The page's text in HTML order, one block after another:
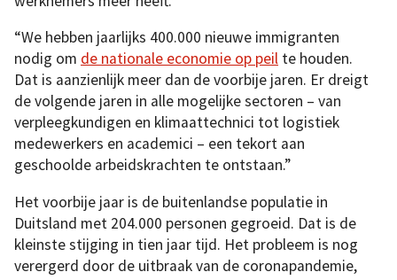
“We hebben jaarlijks 400.000 nieuwe immigranten
nodig om de nationale economie op peil te houden.
Dat is aanzienlijk meer dan de voorbije jaren. Er dreigt
de volgende jaren in alle mogelijke sectoren – van
verpleegkundigen en klimaattechnici tot logistiek
medewerkers en academici – een tekort aan
geschoolde arbeidskrachten te ontstaan.”
Het voorbije jaar is de buitenlandse populatie in
Duitsland met 204.000 personen gegroeid. Dat is de
kleinste stijging in tien jaar tijd. Het probleem is nog
verergerd door de uitbraak van de coronapandemie,